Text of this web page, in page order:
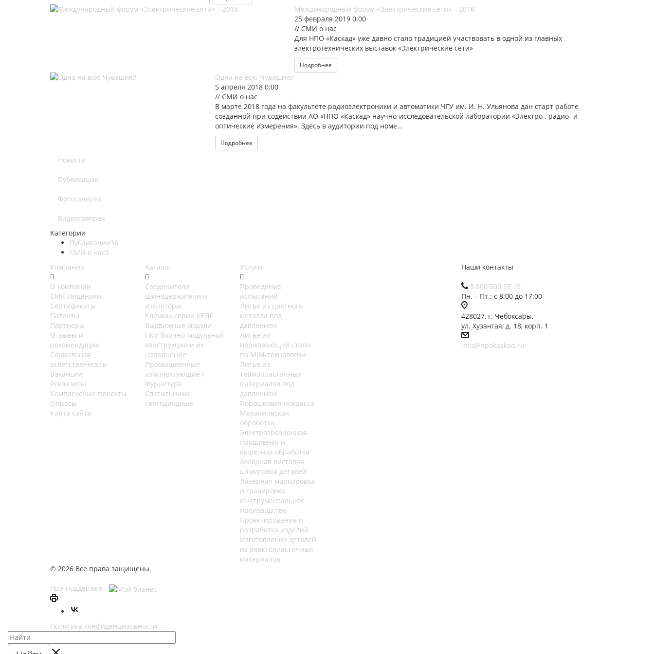
Международный форум «Электрические сети» – 2018
25 февраля 2019 0:00
// СМИ о нас
Для НПО «Каскад» уже давно стало традицией участвовать в одной из главных
электротехнических выставок «Электрические сети»
Подробнее
Одна на всю Чувашию!
5 апреля 2018 0:00
// СМИ о нас
В марте 2018 года на факультете радиоэлектроники и автоматики ЧГУ им. И. Н. Ульянова дан старт работе
созданной при содействии АО «НПО «Каскад» научно-исследовательской лаборатории «Электро-, радио- и
оптические измерения». Здесь в аудитории под номе...
Подробнее
Новости
Публикации
Фотогалерея
Видеогалерея
Категории
Публикации36
СМИ о нас3
Компания
О компании
СМК Лицензии
Сертификаты
Патенты
Партнеры
Отзывы и
рекомендации
Социальная
ответственность
Вакансии
Реквизиты
Комплексные проекты
Опросы
Карта сайта
Каталог
Соединители
Шинодержатели и
изоляторы
Клеммы серии КЕДР
Выдвижные модули
НКУ блочно-модульной
конструкции и их
наполнение
Промышленные
комплектующие /
Фурнитура
Светильники
светодиодные
Услуги
Проведение
испытаний
Литье из цветного
металла под
давлением
Литье из
нержавеющей стали
по MIM-технологии
Литье из
термопластичных
материалов под
давлением
Порошковая покраска
Механическая
обработка
Электроэрозионная
прошивная и
вырезная обработка
Холодная листовая
штамповка деталей
Лазерная маркировка
и гравировка
Инструментальное
производство
Проектирование и
разработка изделий
Изготовление деталей
из реактопластичных
материалов
Наши контакты
8 800 500 55 19
Пн. – Пт.: с 8:00 до 17:00
428027, г. Чебоксары,
ул. Хузангая, д. 18, корп. 1
info@npokaskad.ru
© 2026 Все права защищены.
При поддержке
Политика конфиденциальности